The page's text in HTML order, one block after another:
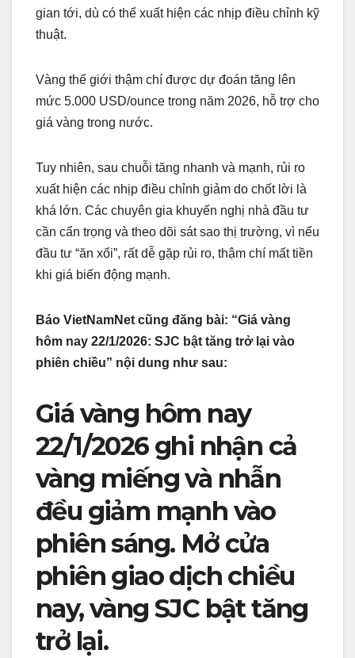
gian tới, dù có thể xuất hiện các nhịp điều chỉnh kỹ
thuật.
Vàng thế giới thậm chí được dự đoán tăng lên
mức 5.000 USD/ounce trong năm 2026, hỗ trợ cho
giá vàng trong nước.
Tuy nhiên, sau chuỗi tăng nhanh và mạnh, rủi ro
xuất hiện các nhịp điều chỉnh giảm do chốt lời là
khá lớn. Các chuyên gia khuyến nghị nhà đầu tư
cần cẩn trọng và theo dõi sát sao thị trường, vì nếu
đầu tư “ăn xổi”, rất dễ gặp rủi ro, thậm chí mất tiền
khi giá biến động mạnh.
Báo VietNamNet cũng đăng bài: “Giá vàng
hôm nay 22/1/2026: SJC bật tăng trở lại vào
phiên chiều” nội dung như sau:
Giá vàng hôm nay
22/1/2026 ghi nhận cả
vàng miếng và nhẫn
đều giảm mạnh vào
phiên sáng. Mở cửa
phiên giao dịch chiều
nay, vàng SJC bật tăng
trở lại.